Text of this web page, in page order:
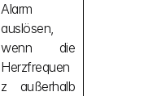
Alarm
auslösen,
wenn die
Herzfrequen
z außerhalb